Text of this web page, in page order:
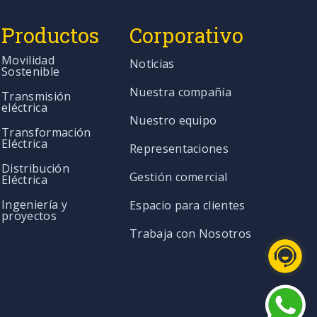
Productos
Movilidad
Sostenible
Transmisión
eléctrica
Transformación
Eléctrica
Distribución
Eléctrica
Ingeniería y
proyectos
Corporativo
Noticias
Nuestra compañía
Nuestro equipo
Representaciones
Gestión comercial
Espacio para clientes
Trabaja con Nosotros